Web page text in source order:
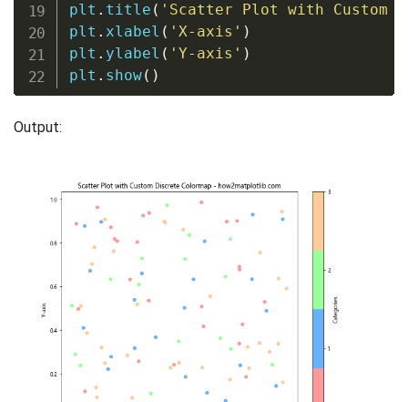
plt . title ( 'Scatter Plot with Custom
plt . xlabel ( 'X-axis' )
plt . ylabel ( 'Y-axis' )
plt . show( )
Output: